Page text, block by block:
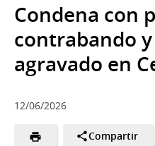
Condena con
contrabando
agravado en
12/06/2026
Compartir